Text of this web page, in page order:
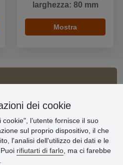
larghezza: 80 mm
Mostra
dei cookie
l’utente fornisce il suo
sul proprio dispositivo, il che
l'analisi dell'utilizzo dei dati e le
rifiutarti di farlo , ma ci farebbe